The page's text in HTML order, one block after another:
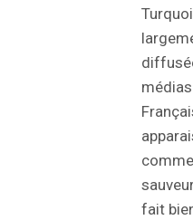
fait